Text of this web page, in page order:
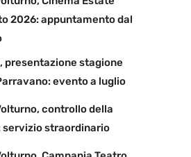
2026: appuntamento dal
presentazione stagione
evento a luglio
controllo della
servizio straordinario